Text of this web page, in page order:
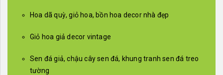
Hoa dã quỳ, giỏ hoa, bồn hoa decor nhà đẹp
Giỏ hoa giả decor vintage
Sen đá giả, chậu cây sen đá, khung tranh sen đá treo
tường